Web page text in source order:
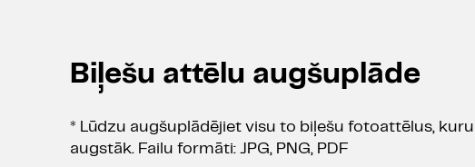
Biļešu attēlu augšuplāde
* Lūdzu augšuplādējiet visu to biļešu fotoattēlus,
augstāk. Failu formāti: JPG, PNG, PDF